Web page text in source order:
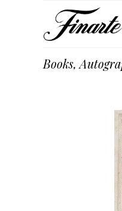
Books,